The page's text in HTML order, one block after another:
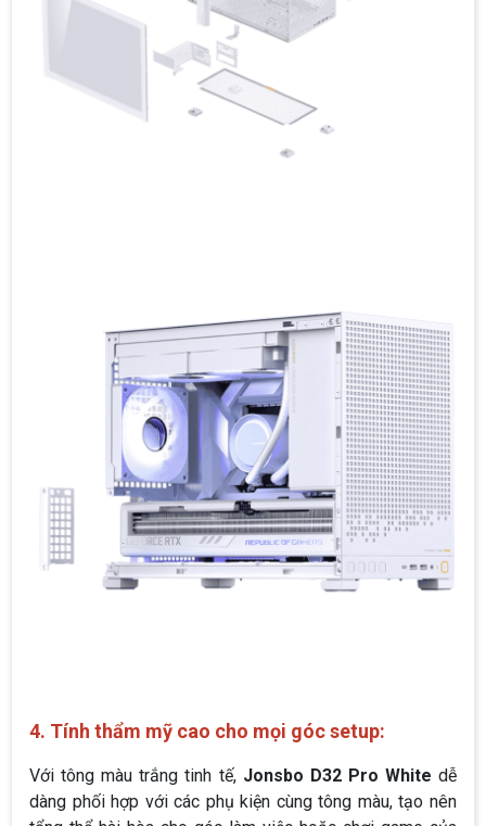
4. Tính thẩm mỹ cao cho mọi góc setup:
Với tông màu trắng tinh tế, Jonsbo D32 Pro White dễ
dàng phối hợp với các phụ kiện cùng tông màu, tạo nên